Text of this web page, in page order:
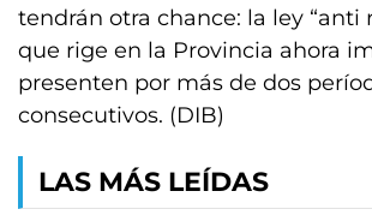
tendrán otra chance: la ley “anti
que rige en la Provincia ahora
presenten por más de dos
consecutivos. (DIB)
LAS MÁS LEÍDAS